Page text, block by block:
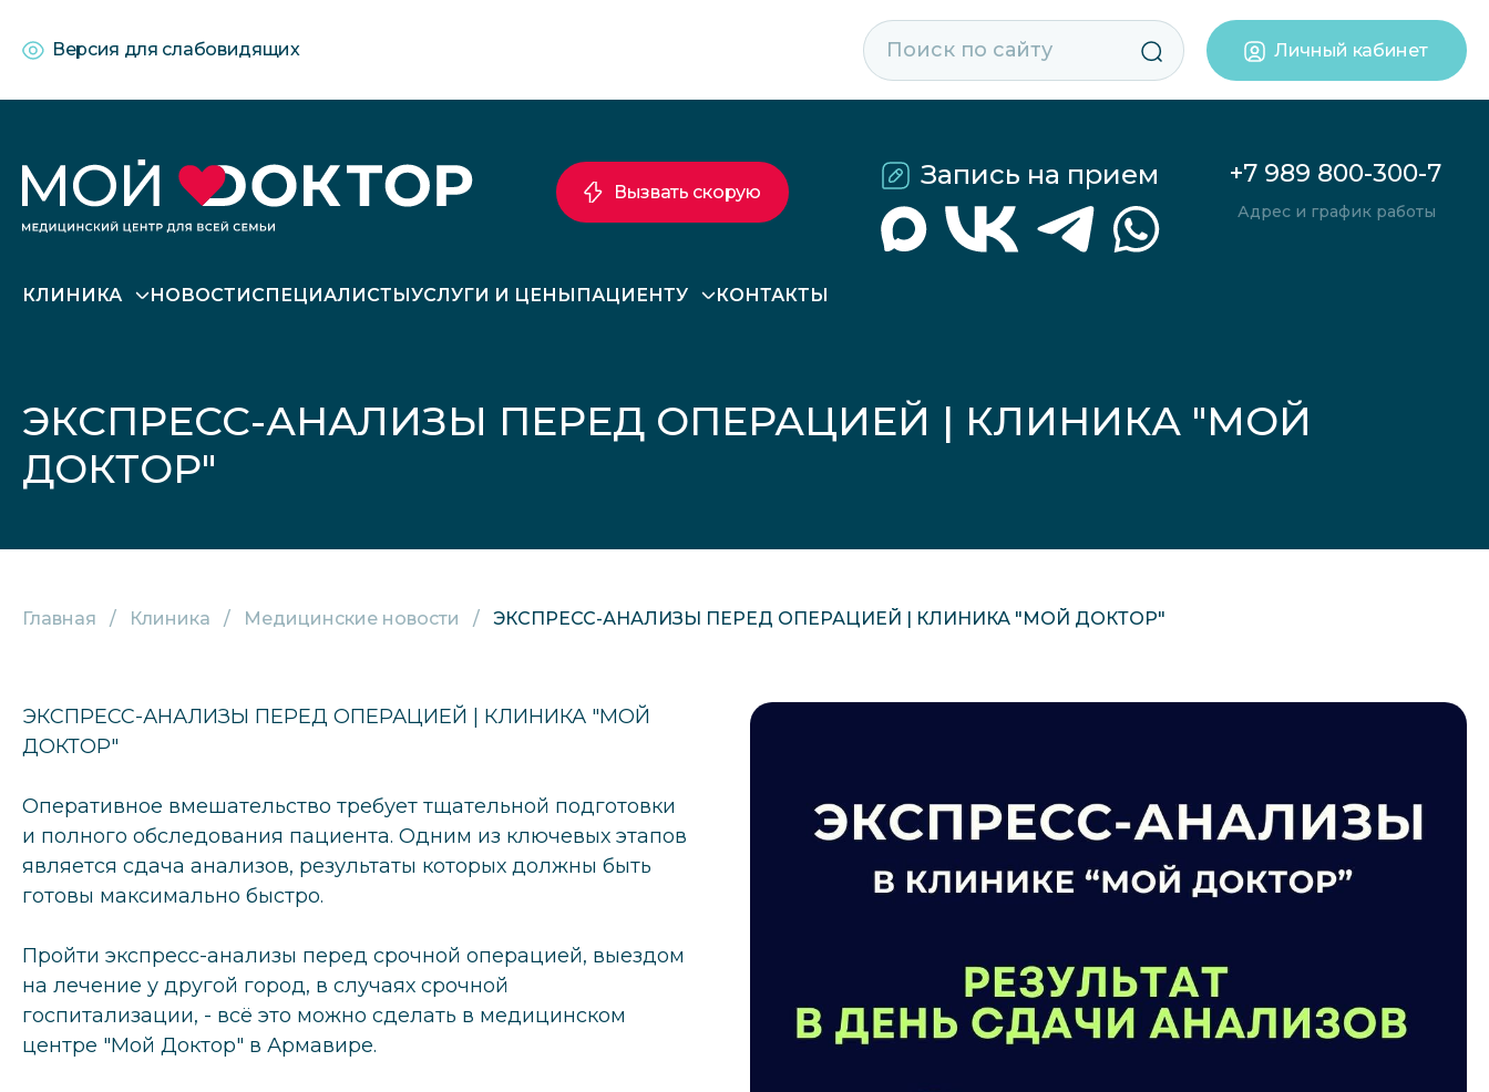
Версия для слабовидящих Личный кабинет
Запись на прием +7 989 800-300-7
Адрес и график работы
КЛИНИКА НОВОСТИСПЕЦИАЛИСТЫУСЛУГИ И ЦЕНЫ ПАЦИЕНТУ КОНТАКТЫ
Вызвать скорую
ЭКСПРЕСС-АНАЛИЗЫ ПЕРЕД ОПЕРАЦИЕЙ | КЛИНИКА "МОЙ
ДОКТОР"
Главная Клиника Медицинские новости ЭКСПРЕСС-АНАЛИЗЫ ПЕРЕД ОПЕРАЦИЕЙ | КЛИНИКА "МОЙ ДОКТОР"
ЭКСПРЕСС-АНАЛИЗЫ ПЕРЕД ОПЕРАЦИЕЙ | КЛИНИКА "МОЙ
ДОКТОР"
Оперативное вмешательство требует тщательной подготовки
и полного обследования пациента. Одним из ключевых этапов
является сдача анализов, результаты которых должны быть
готовы максимально быстро.
Пройти экспресс-анализы перед срочной операцией, выездом
на лечение у другой город, в случаях срочной
госпитализации, - всё это можно сделать в медицинском
центре "Мой Доктор" в Армавире.